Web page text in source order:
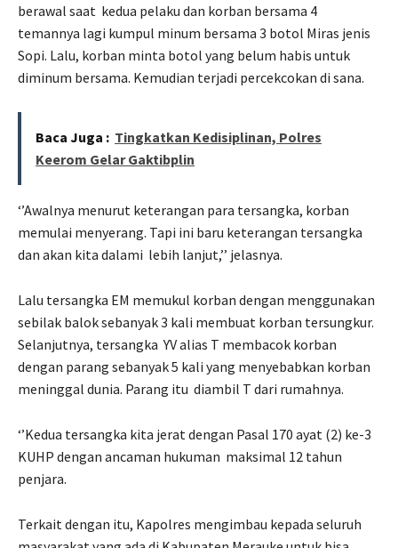
berawal saat kedua pelaku dan korban bersama 4
temannya lagi kumpul minum bersama 3 botol Miras jenis
Sopi. Lalu, korban minta botol yang belum habis untuk
diminum bersama. Kemudian terjadi percekcokan di sana.
Baca Juga : Tingkatkan Kedisiplinan, Polres
Keerom Gelar Gaktibplin
‘’Awalnya menurut keterangan para tersangka, korban
memulai menyerang. Tapi ini baru keterangan tersangka
dan akan kita dalami lebih lanjut,’’ jelasnya.
Lalu tersangka EM memukul korban dengan menggunakan
sebilak balok sebanyak 3 kali membuat korban tersungkur.
Selanjutnya, tersangka YV alias T membacok korban
dengan parang sebanyak 5 kali yang menyebabkan korban
meninggal dunia. Parang itu diambil T dari rumahnya.
‘’Kedua tersangka kita jerat dengan Pasal 170 ayat (2) ke-3
KUHP dengan ancaman hukuman maksimal 12 tahun
penjara.
Terkait dengan itu, Kapolres mengimbau kepada seluruh